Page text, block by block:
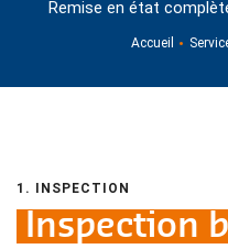
Remise en état
Accueil
1. INSPECTION
Inspection